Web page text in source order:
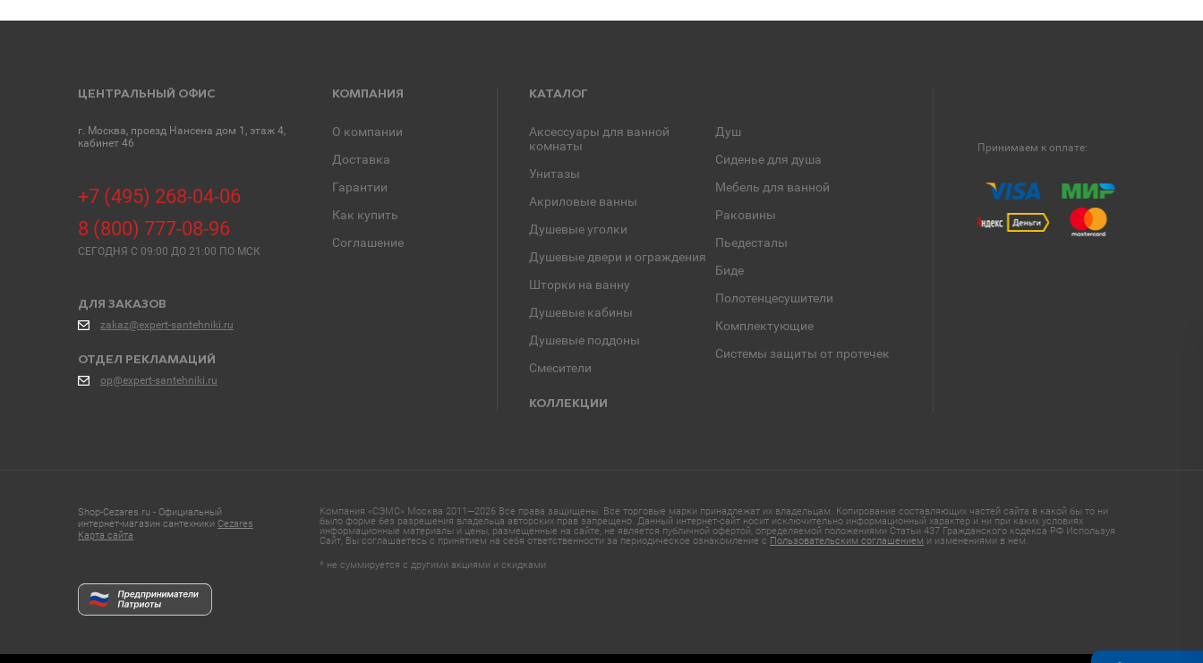
ЦЕНТРАЛЬНЫЙ ОФИС
г. Москва, проезд Нансена дом 1, этаж 4,
кабинет 46
+7 (495) 268-04-06
8 (800) 777-08-96
СЕГОДНЯ C 09:00 ДО 21:00 ПО МСК
ДЛЯ ЗАКАЗОВ
zakaz@expert-santehniki.ru
ОТДЕЛ РЕКЛАМАЦИЙ
op@expert-santehniki.ru
КОМПАНИЯ
О компании
Доставка
Гарантии
Как купить
Соглашение
КАТАЛОГ
Аксессуары для ванной
комнаты
Унитазы
Акриловые ванны
Душевые уголки
Душевые двери и ограждения
Шторки на ванну
Душевые кабины
Душевые поддоны
Смесители
Душ
Сиденье для душа
Мебель для ванной
Раковины
Пьедесталы
Биде
Полотенцесушители
Комплектующие
Системы защиты от протечек
КОЛЛЕКЦИИ
Принимаем к оплате:
Shop-Cezares.ru - Официальный
интернет-магазин сантехники Cezares
Карта сайта
Компания «СЭМС» Москва 2011—2026 Все права защищены. Все торговые марки принадлежат их владельцам. Копирование составляющих частей сайта в какой бы то ни
было форме без разрешения владельца авторских прав запрещено. Данный интернет-сайт носит исключительно информационный характер и ни при каких условиях
информационные материалы и цены, размещенные на сайте, не является публичной офертой, определяемой положениями Статьи 437 Гражданского кодекса РФ Используя
Сайт, Вы соглашаетесь с принятием на себя ответственности за периодическое ознакомление с Пользовательским соглашением и изменениями в нем.
* не суммируется с другими акциями и скидками